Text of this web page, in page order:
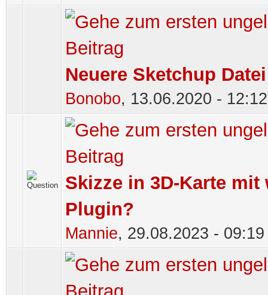
Neuere Sketchup
Bonobo, 13.06.2020 - 12:12
Skizze in 3D-Karte mit
Plugin?
Mannie, 29.08.2023 - 09:19